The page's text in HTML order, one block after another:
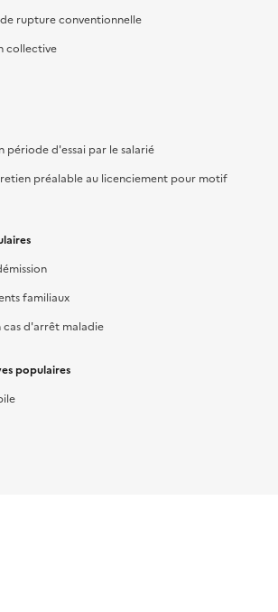
rupture conventionnelle
collective
période d'essai par le salarié
préalable au licenciement pour motif
familiaux
cas d'arrêt maladie
populaires